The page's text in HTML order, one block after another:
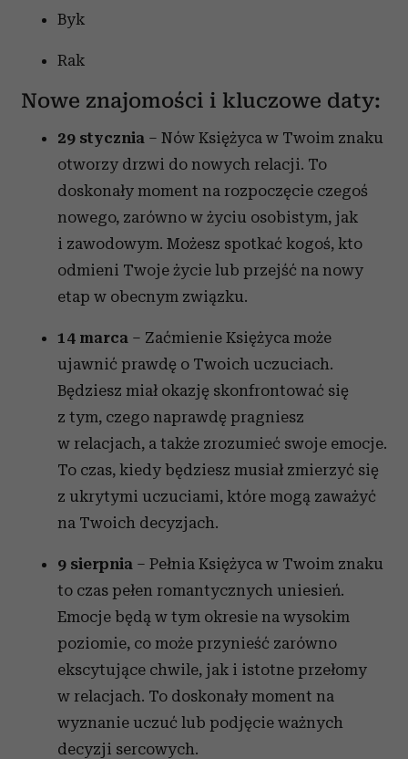
Byk
Rak
Nowe znajomości i kluczowe daty:
29 stycznia – Nów Księżyca w Twoim znaku
otworzy drzwi do nowych relacji. To
doskonały moment na rozpoczęcie czegoś
nowego, zarówno w życiu osobistym, jak
i zawodowym. Możesz spotkać kogoś, kto
odmieni Twoje życie lub przejść na nowy
etap w obecnym związku.
14 marca – Zaćmienie Księżyca może
ujawnić prawdę o Twoich uczuciach.
Będziesz miał okazję skonfrontować się
z tym, czego naprawdę pragniesz
w relacjach, a także zrozumieć swoje emocje.
To czas, kiedy będziesz musiał zmierzyć się
z ukrytymi uczuciami, które mogą zaważyć
na Twoich decyzjach.
9 sierpnia – Pełnia Księżyca w Twoim znaku
to czas pełen romantycznych uniesień.
Emocje będą w tym okresie na wysokim
poziomie, co może przynieść zarówno
ekscytujące chwile, jak i istotne przełomy
w relacjach. To doskonały moment na
wyznanie uczuć lub podjęcie ważnych
decyzji sercowych.